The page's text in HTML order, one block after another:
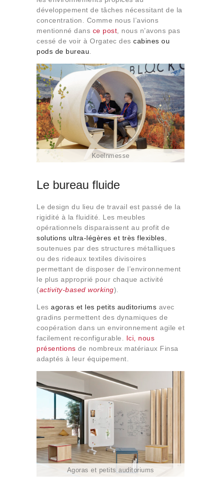
développement de tâches nécessitant de la
concentration. Comme nous l’avions
mentionné dans ce post , nous n’avons pas
cessé de voir à Orgatec des cabines ou
pods de bureau
Koelnmesse
Le bureau fluide
Le design du lieu de travail est passé de la
rigidité à la fluidité. Les meubles
opérationnels disparaissent au profit de
solutions ultra-légères et très flexibles
soutenues par des structures métalliques
ou des rideaux textiles divisoires
permettant de disposer de l’environnement
le plus approprié pour chaque activité
(activity-based working).
Les agoras et les petits auditoriums avec
gradins permettent des dynamiques de
coopération dans un environnement agile et
facilement reconfigurable. Ici, nous
présentions de nombreux matériaux Finsa
adaptés à leur équipement.
Agoras et petits auditoriums